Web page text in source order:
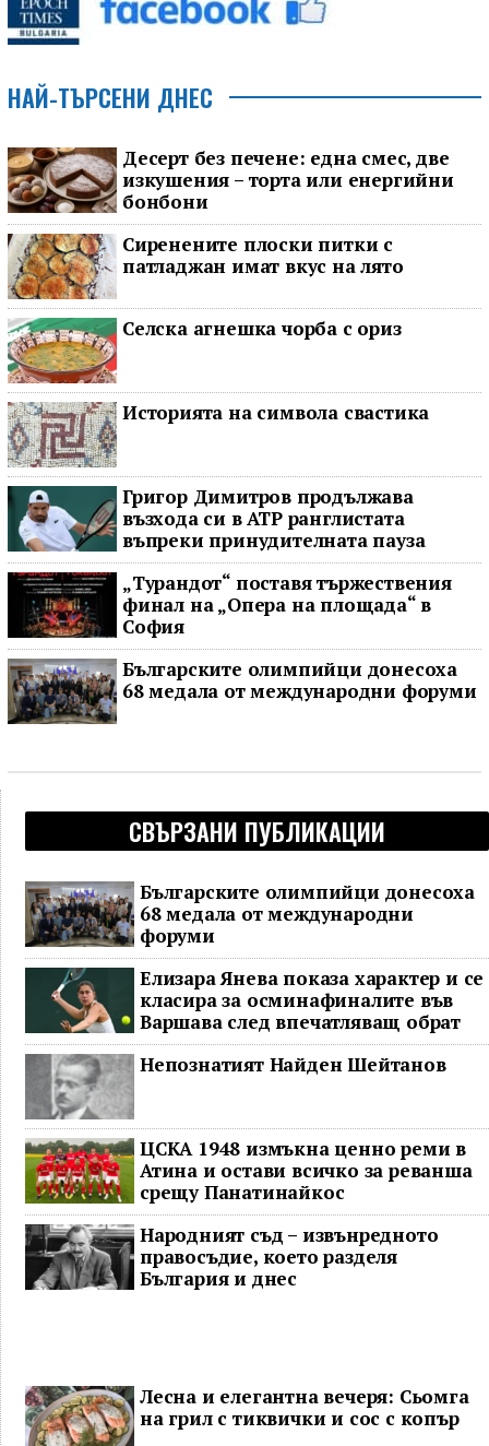
НАЙ-ТЪРСЕНИ ДНЕС
Десерт без печене: една смес, две
изкушения – торта или енергийни
бонбони
Сиренените плоски питки с
патладжан имат вкус на лято
Селска агнешка чорба с ориз
Историята на символа свастика
Григор Димитров продължава
възхода си в ATP ранглистата
въпреки принудителната пауза
„Турандот“ поставя тържествения
финал на „Опера на площада“ в
София
Българските олимпийци донесоха
68 медала от международни форуми
СВЪРЗАНИ ПУБЛИКАЦИИ
Българските олимпийци донесоха
68 медала от международни
форуми
Елизара Янева показа характер и се
класира за осминафиналите във
Варшава след впечатляващ обрат
Непознатият Найден Шейтанов
ЦСКА 1948 измъкна ценно реми в
Атина и остави всичко за реванша
срещу Панатинайкос
Народният съд – извънредното
правосъдие, което разделя
България и днес
Лесна и елегантна вечеря: Сьомга
на грил с тиквички и сос с копър